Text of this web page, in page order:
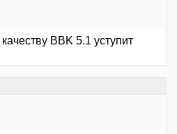
BBK 5.1 уступит